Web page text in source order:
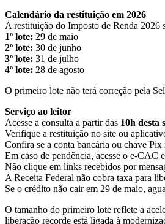
Calendário da restituição em 2026
A restituição do Imposto de Renda 2026
1º lote: 29 de maio
2º lote: 30 de junho
3º lote: 31 de julho
4º lote: 28 de agosto
O primeiro lote não terá correção pela
Serviço ao leitor
Acesse a consulta a partir das 10h desta
Verifique a restituição no site ou
Confira se a conta bancária ou chave Pix
Em caso de pendência, acesse o e-CAC
Não clique em links recebidos por
A Receita Federal não cobra taxa para
Se o crédito não cair em 29 de maio,
O tamanho do primeiro lote reflete a
liberação recorde está ligada à